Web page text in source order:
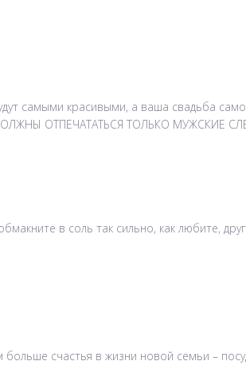
самыми красивыми, а ваша свадьба
ОТПЕЧАТАТЬСЯ ТОЛЬКО МУЖСКИЕ
в соль так сильно, как любите,
счастья в жизни новой семьи –